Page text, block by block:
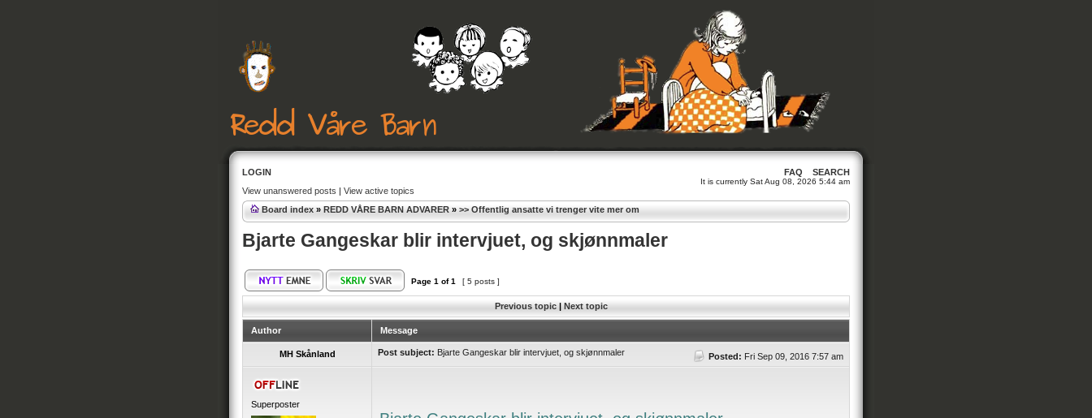
LOGIN FAQ SEARCH
It is currently Sat Aug 08, 2026 5:44 am
View unanswered posts | View active topics
Board index » REDD VÅRE BARN ADVARER » >> Offentlig ansatte vi trenger vite mer om
Bjarte Gangeskar blir intervjuet, og skjønnmaler
Page 1 of1 [ 5 posts ]
Previous topic|Next topic
Author Message
MH Skånland Post subject: Bjarte Gangeskar blir intervjuet, og skjønnmaler Posted: Fri Sep 09, 2016 7:57 am
Superposter